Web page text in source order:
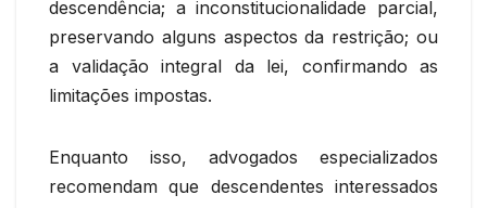
descendência; a inconstitucionalidade parcial,
preservando alguns aspectos da restrição; ou
a validação integral da lei, confirmando as
limitações impostas.
Enquanto isso, advogados especializados
recomendam que descendentes interessados